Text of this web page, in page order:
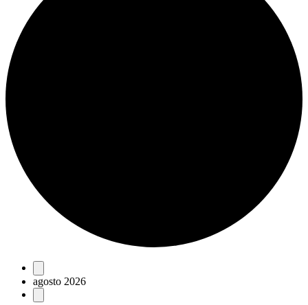
Eventos
agosto 2026